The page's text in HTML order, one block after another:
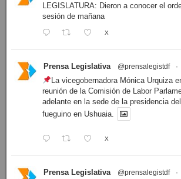
LEGISLATURA: Dieron a conocer el
sesión de mañana
X
Prensa Legislativa @prensalegistdf ·
La vicegobernadora Mónica Urquiza
reunión de la Comisión de Labor
adelante en la sede de la presidencia
fueguino en Ushuaia.
X
Prensa Legislativa @prensalegistdf ·